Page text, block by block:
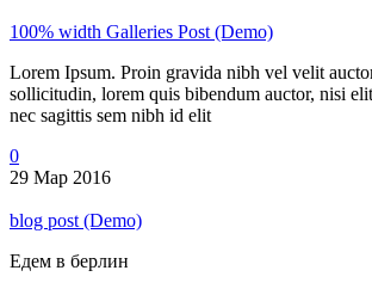
100% width Galleries Post (Demo)
Lorem Ipsum. Proin gravida nibh vel velit
sollicitudin, lorem quis bibendum auctor, nisi
nec sagittis sem nibh id elit
0
29 Мар 2016
blog post (Demo)
Едем в берлин